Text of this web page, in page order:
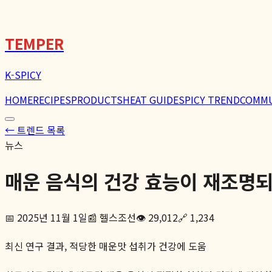
TEMPER
K-SPICY
HOMERECIPESPRODUCTSHEAT GUIDESPICY TREND
← 트렌드 목록
뉴스
매운 음식의 건강 효능이 재조명
📅 2025년 11월 1일📰 헬스조선👁️ 29,012🔗 1,234
최신 연구 결과, 적당한 매운맛 섭취가 건강에 도움